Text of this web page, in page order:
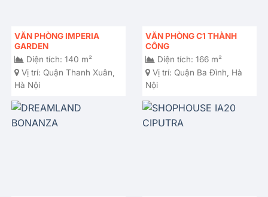
VĂN PHÒNG IMPERIA
GARDEN
Diện tích: 140 m²
Vị trí: Quận Thanh Xuân,
Hà Nội
VĂN PHÒNG C1 THÀNH
CÔNG
Diện tích: 166 m²
Vị trí: Quận Ba Đình, Hà
Nội